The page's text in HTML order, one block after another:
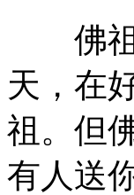
佛祖
天，在
祖。但
有人送